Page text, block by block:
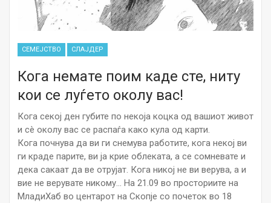
СЕМЕЈСТВО СЛАЈДЕР
Кога немате поим каде сте, ниту
кои се луѓето околу вас!
Кога секој ден губите по некоја коцка од вашиот живот
и сè околу вас се распаѓа како кула од карти.
Кога почнува да ви ги снемува работите, кога некој ви
ги краде парите, ви ја крие облеката, а се сомневате и
дека сакаат да ве отрујат. Кога никој не ви верува, а и
вие не верувате никому… На 21.09 во просториите на
МладиХаб во центарот на Скопје со почеток во 18